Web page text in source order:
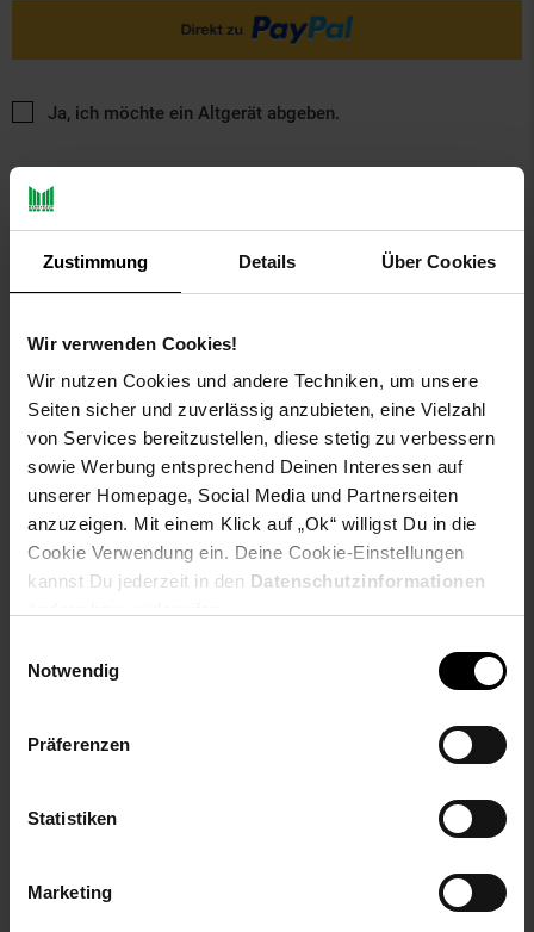
Zustimmung Details Über Cookies
Wir verwenden Cookies!
Wir nutzen Cookies und andere Techniken, um unsere
Seiten sicher und zuverlässig anzubieten, eine Vielzahl
von Services bereitzustellen, diese stetig zu verbessern
sowie Werbung entsprechend Deinen Interessen auf
unserer Homepage, Social Media und Partnerseiten
anzuzeigen. Mit einem Klick auf „Ok“ willigst Du in die
Cookie Verwendung ein. Deine Cookie-Einstellungen
kannst Du jederzeit in den Datenschutzinformationen
Notwendig
Präferenzen
Statistiken
Marketing
Ja, ich möchte ein Altgerät abgeben.
PAYBACK
Payback Punkte Basis°Punkte:
14
Extra°Punkte:
0
Produktbeschreibung
Eigenschaften
Micro-SD-Kartenslot bis 32GB
• inkl. Kopfhörer
EAN: 8011000822938
Artikel gehört zur Kategorie: